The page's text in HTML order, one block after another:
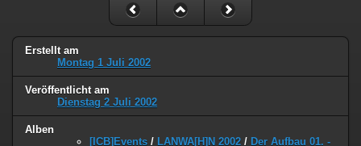
Erstellt am
Montag 1 Juli 2002
Veröffentlicht am
Dienstag 2 Juli 2002
Alben
[ICB]Events / LANWA[H]N 2002 / Der Aufbau 01. -